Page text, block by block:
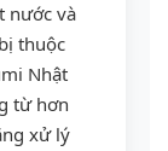
nước và
thuộc
Nhật
từ hơn
xử lý